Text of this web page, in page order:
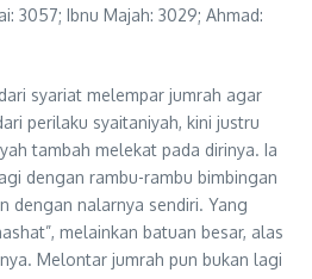
3057; Ibnu Majah: 3029; Ahmad:
syariat melempar jumrah agar
perilaku syaitaniyah, kini justru
tambah melekat pada dirinya. Ia
dengan rambu-rambu bimbingan
dengan nalarnya sendiri. Yang
melainkan batuan besar, alas
Melontar jumrah pun bukan lagi